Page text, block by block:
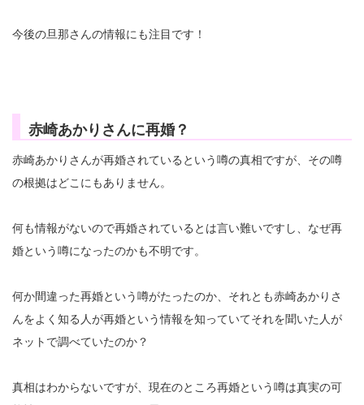
今後の旦那さんの情報にも注目です！
赤崎あかりさんに再婚？
赤崎あかりさんが再婚されているという噂の真相ですが、その噂
の根拠はどこにもありません。
何も情報がないので再婚されているとは言い難いですし、なぜ再
婚という噂になったのかも不明です。
何か間違った再婚という噂がたったのか、それとも赤崎あかりさ
んをよく知る人が再婚という情報を知っていてそれを聞いた人が
ネットで調べていたのか？
真相はわからないですが、現在のところ再婚という噂は真実の可